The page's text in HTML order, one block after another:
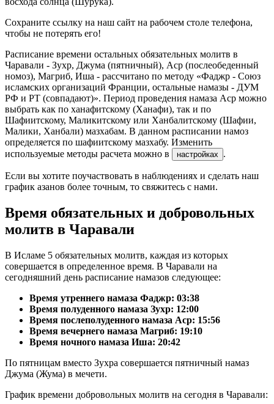
Сохраните ссылку на наш сайт на рабочем столе телефона,
чтобы не потерять его!
Расписание времени остальных обязательных молитв в
Чаравали - Зухр, Джума (пятничный), Аср (послеобеденный
номоз), Магриб, Иша - рассчитано по методу «Фаджр - Союз
исламских организаций Франции, остальные намазы - ДУМ
РФ и РТ (совпадают)». Период проведения намаза Аср можно
выбрать как по ханафитскому (Ханафи), так и по
Шафиитскому, Маликитскому или Ханбалитскому (Шафии,
Малики, Ханбали) мазхабам. В данном расписании намоз
определяется по шафиитскому мазхабу. Изменить
используемые методы расчета можно в
настройках .
Если вы хотите поучаствовать в наблюдениях и сделать наш
график азанов более точным, то свяжитесь с нами.
Время обязательных и добровольных
молитв в Чаравали
В Исламе 5 обязательных молитв, каждая из которых
совершается в определенное время. В Чаравали на
сегодняшний день расписание намазов следующее:
Время утреннего намаза Фаджр: 03:38
Время полуденного намаза Зухр: 12:00
Время послеполуденного намаза Аср: 15:56
Время вечернего намаза Магриб: 19:10
Время ночного намаза Иша: 20:42
По пятницам вместо Зухра совершается пятничный намаз
Джума (Жума) в мечети.
График времени добровольных молитв на сегодня в Чаравали: